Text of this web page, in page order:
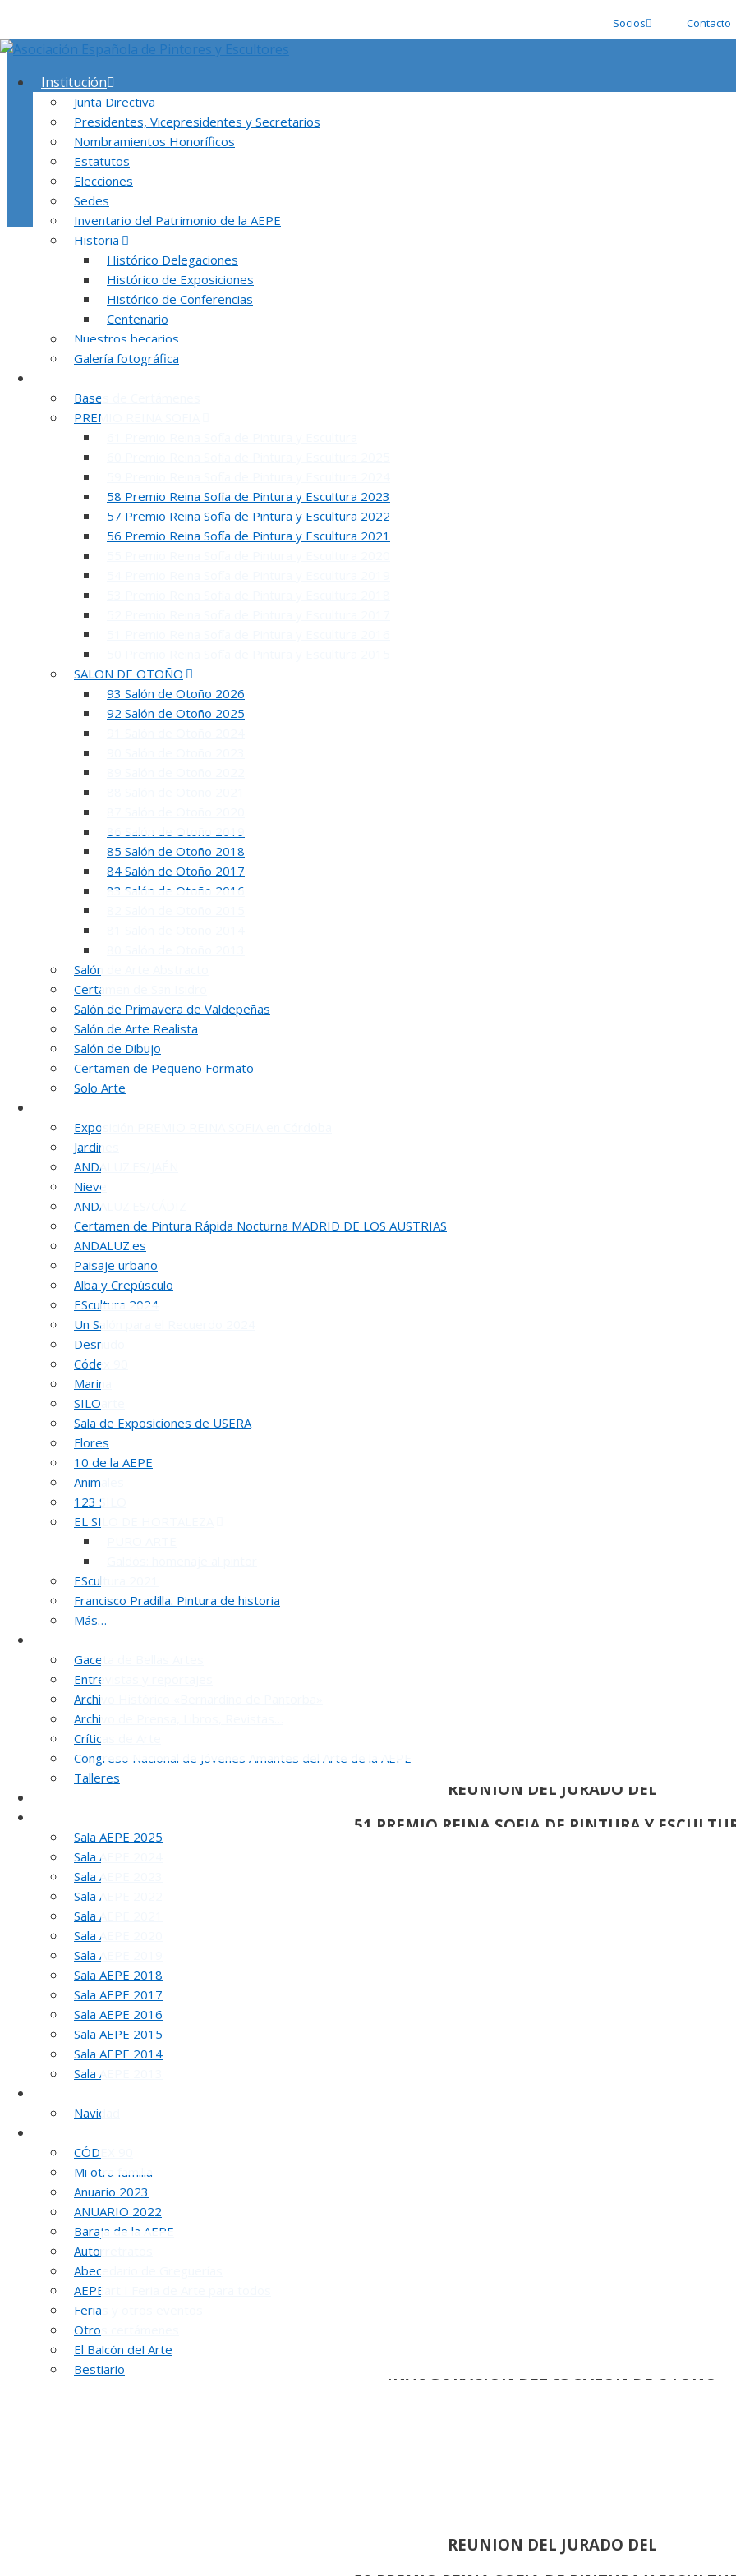
al
contenido
Socios Contacto
Institución
Junta Directiva
Presidentes, Vicepresidentes y Secretarios
Nombramientos Honoríficos
Estatutos
Elecciones
Sedes
Inventario del Patrimonio de la AEPE
Historia
Histórico Delegaciones
Histórico de Exposiciones
Histórico de Conferencias
Centenario
Nuestros becarios
Galería fotográfica
Bases de Certámenes
PREMIO REINA SOFIA
58 Premio Reina Sofía de Pintura y Escultura 2023
57 Premio Reina Sofía de Pintura y Escultura 2022
56 Premio Reina Sofía de Pintura y Escultura 2021
SALON DE OTOÑO
93 Salón de Otoño 2026
92 Salón de Otoño 2025
86 Salón de Otoño 2019
85 Salón de Otoño 2018
84 Salón de Otoño 2017
83 Salón de Otoño 2016
Salón de Arte Abstracto
Certamen de San Isidro
Salón de Primavera de Valdepeñas
Salón de Arte Realista
Salón de Dibujo
Certamen de Pequeño Formato
Solo Arte
Exposición PREMIO REINA SOFIA en Córdoba
Jardines
ANDALUZ.ES/JAÉN
Nieve
ANDALUZ.ES/CÁDIZ
Certamen de Pintura Rápida Nocturna MADRID DE LOS AUSTRIAS
ANDALUZ.es
Paisaje urbano
Alba y Crepúsculo
EScultura 2024
Un Salón para el Recuerdo 2024
Desnudo
Códex 90
Marina
SILOarte
Sala de Exposiciones de USERA
Flores
10 de la AEPE
Animales
123 SILO
EL SILO DE HORTALEZA
EScultura 2021
Francisco Pradilla. Pintura de historia
Más…
Gaceta de Bellas Artes
Entrevistas y reportajes
Archivo Histórico «Bernardino de Pantorba»
Archivo de Prensa, Libros, Revistas…
Críticas de Arte
Congreso Nacional de Jóvenes Amantes del Arte de la AEPE
Talleres
Sala AEPE 2025
Sala AEPE 2024
Sala AEPE 2023
Sala AEPE 2022
Sala AEPE 2021
Sala AEPE 2020
Sala AEPE 2019
Sala AEPE 2018
Sala AEPE 2017
Sala AEPE 2016
Sala AEPE 2015
Sala AEPE 2014
Sala AEPE 2013
Navidad
CÓDEX 90
Mi otra familia
Anuario 2023
ANUARIO 2022
Baraja de la AEPE
Autorretratos
Abecedario de Greguerías
AEPEart I Feria de Arte para todos
Ferias y otros eventos
Otros certámenes
El Balcón del Arte
Bestiario
En esta página encontrarás fotografías de los acontecimientos más importantes de la Asociación
INAUGURACION DEL 80 SALON DE OTOÑO
REUNION DEL JURADO DEL
51 PREMIO REINA SOFIA DE PINTURA Y
REUNION DEL JURADO DEL